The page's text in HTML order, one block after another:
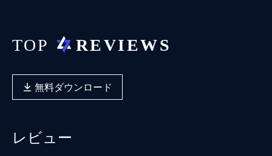
無料ダウンロード
レビュー